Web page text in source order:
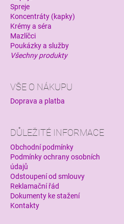
Spreje
Koncentráty (kapky)
Krémy a séra
Mazlíčci
Poukázky a služby
Všechny produkty
VŠE O NÁKUPU
Doprava a platba
DŮLEŽITÉ INFORMACE
Obchodní podmínky
Podmínky ochrany osobních
údajů
Odstoupení od smlouvy
Reklamační řád
Dokumenty ke stažení
Kontakty